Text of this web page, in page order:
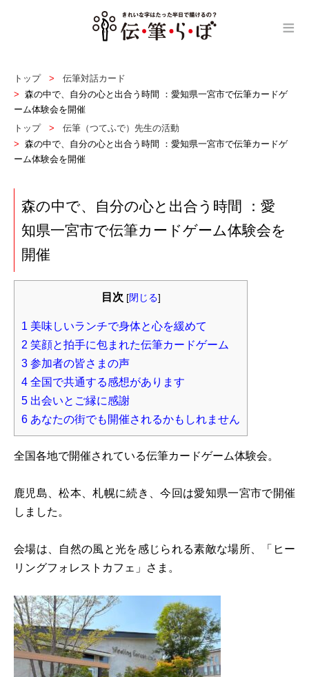
≡
トップ
伝筆対話カード
森の中で、自分の心と出合う時間 ：愛知県一宮市で伝筆カードゲ
ーム体験会を開催
トップ
伝筆（つてふで）先生の活動
森の中で、自分の心と出合う時間 ：愛知県一宮市で伝筆カードゲ
ーム体験会を開催
森の中で、自分の心と出合う時間 ：愛
知県一宮市で伝筆カードゲーム体験会を
開催
目次 [閉じる]
1 美味しいランチで身体と心を緩めて
2 笑顔と拍手に包まれた伝筆カードゲーム
3 参加者の皆さまの声
4 全国で共通する感想があります
5 出会いとご縁に感謝
6 あなたの街でも開催されるかもしれません
全国各地で開催されている伝筆カードゲーム体験会。
鹿児島、松本、札幌に続き、今回は愛知県一宮市で開催
しました。
会場は、自然の風と光を感じられる素敵な場所、「ヒー
リングフォレストカフェ」さま。